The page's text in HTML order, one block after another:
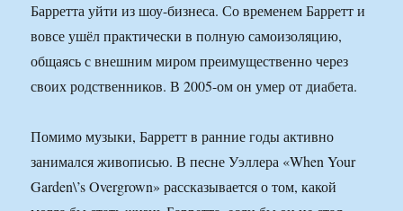
Барретта уйти из шоу-бизнеса. Со временем Барретт и
вовсе ушёл практически в полную самоизоляцию,
общаясь с внешним миром преимущественно через
своих родственников. В 2005-ом он умер от диабета.
Помимо музыки, Барретт в ранние годы активно
занимался живописью. В песне Уэллера «When Your
Garden\’s Overgrown» рассказывается о том, какой